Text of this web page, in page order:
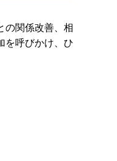
の関係改善、相
を呼びかけ、ひ